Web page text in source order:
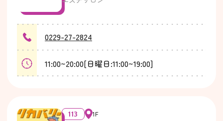
0229-27-2824
11:00~20:00[日曜日:11:00~19:00]
113 1F